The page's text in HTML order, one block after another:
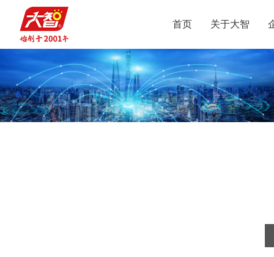
首页 关于大智
集团介绍 组织结构 名人名家 集团荣誉
大事记
定位 使命 愿景 核心价值观
升学规划 复读业务 党团服务
智惠党建 智惠团建 智惠妇联 智惠工会
智惠统战
党员公益 智学智爱 志愿之星
集团新闻 视频 媒体报道
行业动态 政策解读
沟通合作 人才引进 投诉建议